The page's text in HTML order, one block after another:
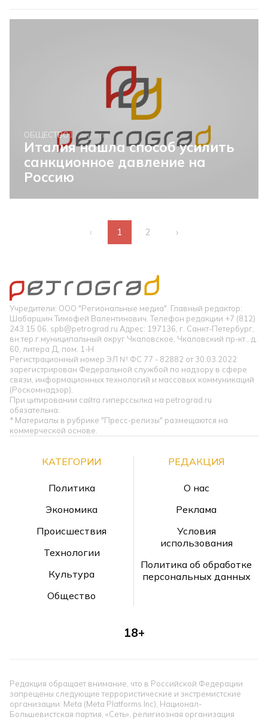
ОБЩЕСТВО17 апреля
Италия нашла способ усилить
санкционное давление на
Россию
‹ 1 2 ›
Учредители: ООО "Региональные медиа". Главный редактор:
Шабаршин Тимофей Валентинович. Телефон редакции +7 (812)
243 15 06, spb@petrograd.ru Адрес: 197136, г. Санкт-Петербург,
вн.тер.г.муниципальный округ Чкаловское, Чкаловский пр-кт., д.
60, литера Д, пом. 1-Н
Регистрационный номер ЭЛ № ФС 77 - 82882 от 30.03.2022
зарегистрирован Федеральной службой по надзору в сфере
связи, информационных технологий и массовых коммуникаций
(Роскомнадзор).
При цитировании сайта гиперссылка на petrograd.ru
обязательна.
* Материалы в рубрике "Пресс-релизы" размещаются на
коммерческой основе.
КАТЕГОРИИ
Политика
Экономика
Происшествия
Технологии
Культура
Общество
РЕДАКЦИЯ
О нас
Реклама
Условия
использования
Политика об обработке
персональных данных
18+
Редакция обращает внимание, что в Российской Федерации
запрещены следующие террористические и экстремистские
организации: Meta (Meta Platforms Inc), Национал-
Большевистская партия, «Сеть», религиозная организация